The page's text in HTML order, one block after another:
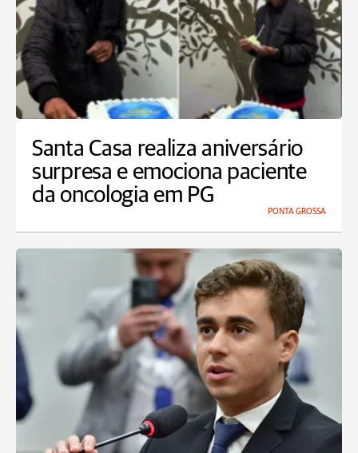
Santa Casa realiza aniversário
surpresa e emociona paciente
da oncologia em PG
PONTA GROSSA